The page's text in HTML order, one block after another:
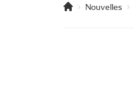
Nouvelles